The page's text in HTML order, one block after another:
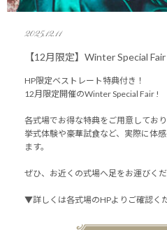
2025.12.11
【12月限定】Winter Special Fair
HP限定ベストレート特典付き！
12月限定開催のWinter Special Fair !
各式場でお得な特典をご用意しており
挙式体験や豪華試食など、実際に体
ます。
ぜひ、お近くの式場へ足をお運びくだ
▼詳しくは各式場のHPよりご確認く